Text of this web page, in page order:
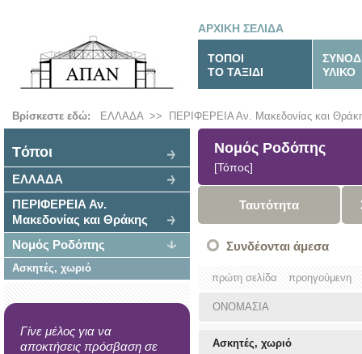
ΑΡΧΙΚΗ ΣΕΛΙΔΑ
ΤΟΠΟΙ
ΤΟ ΤΑΞΙΔΙ
ΥΛΙΚΟ
Βρίσκεστε εδώ: ΕΛΛΑΔΑ>> ΠΕΡΙΦΕΡΕΙΑ Αν. Μακεδονίας και
Tόποι
ΕΛΛΑΔΑ
ΠΕΡΙΦΕΡΕΙΑ Αν.
Μακεδονίας και Θράκης
Νομός Ροδόπης
Ασκητές, χωριό
Γίνε μέλος για να
αποκτήσεις πρόσβαση σε
Νομός Ροδόπης
[Τόπος]
Ταυτότητα
Συνδέονται άμεσα
πρώτη σελίδα προηγούμενη
ΟΝΟΜΑΣΙΑ
Ασκητές, χωριό